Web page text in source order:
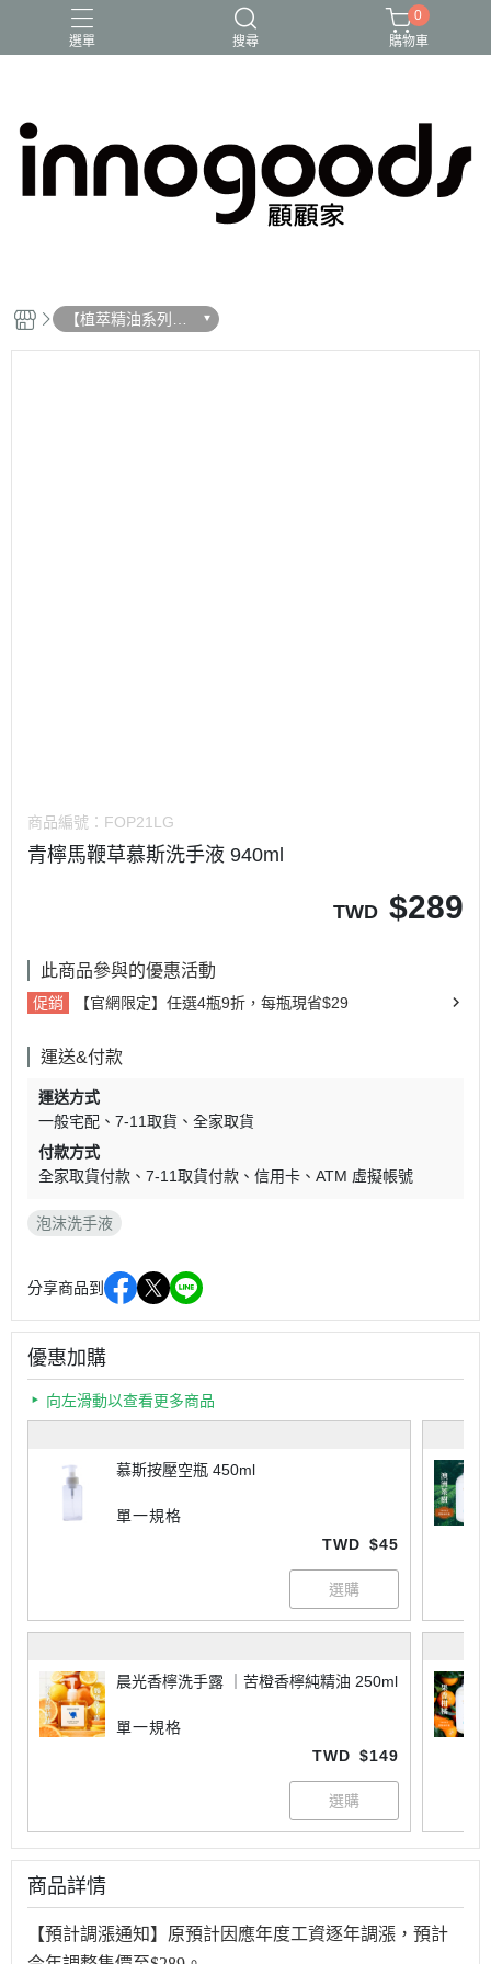
選單 搜尋
泡沫洗手液 洗手露 清潔系列 給皂機 驅蟲
0
購物車
【植萃精油系列】
洗手露與慕斯洗手
液
商品編號： FOP21LG
青檸馬鞭草慕斯洗手液 940ml
TWD $289
此商品參與的優惠活動
促銷 【官網限定】任選4瓶9折，每瓶現省$29
運送&付款
運送方式
一般宅配
7-11取貨
全家取貨
付款方式
全家取貨付款
7-11取貨付款 信用卡 ATM 虛擬帳號
泡沫洗手液
分享商品到
優惠加購
向左滑動以查看更多商品
慕斯按壓空瓶 450ml
單一規格
TWD $45
晨光香檸洗手露 ｜苦橙香檸純精油 250ml
單一規格
TWD $149
商品詳情
【預計調漲通知】原預計因應年度工資逐年調漲，預計